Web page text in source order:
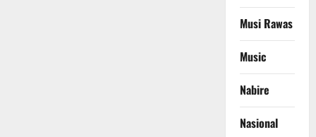
Musi Rawas
Music
Nabire
Nasional